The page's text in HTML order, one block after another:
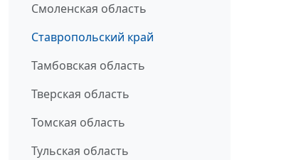
Смоленская область
Ставропольский край
Тамбовская область
Тверская область
Томская область
Тульская область